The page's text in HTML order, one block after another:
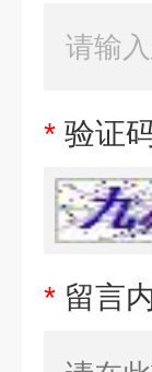
* 验证
* 留言